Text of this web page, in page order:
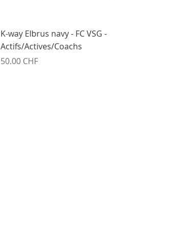
K-way Elbrus navy - FC VSG -
Actifs/Actives/Coachs
Prix
50.00 CHF